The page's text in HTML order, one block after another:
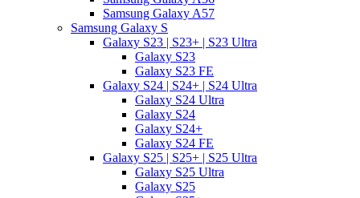
Samsung Galaxy A57
Samsung Galaxy S
Galaxy S23 | S23+ | S23 Ultra
Galaxy S23
Galaxy S23 FE
Galaxy S24 | S24+ | S24 Ultra
Galaxy S24 Ultra
Galaxy S24
Galaxy S24+
Galaxy S24 FE
Galaxy S25 | S25+ | S25 Ultra
Galaxy S25 Ultra
Galaxy S25